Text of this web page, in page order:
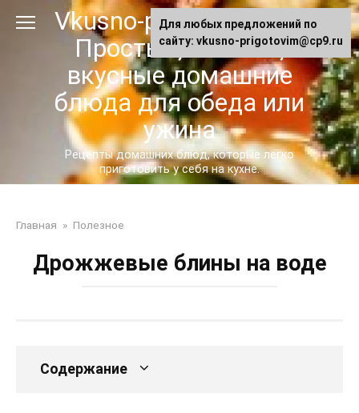
Vkusno-prigotovim.ru -
Простые, сытные,
вкусные домашние
блюда для обеда или
ужина
Рецепты домашних блюд, которые легко
приготовить у себя на кухне.
Главная » Полезное
Дрожжевые блины на воде
Содержание
Для любых предложений по
сайту: vkusno-prigotovim@cp9.ru